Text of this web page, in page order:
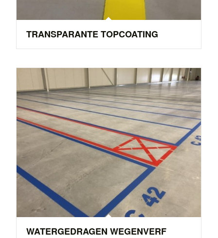
TRANSPARANTE TOPCOATING
WATERGEDRAGEN WEGENVERF